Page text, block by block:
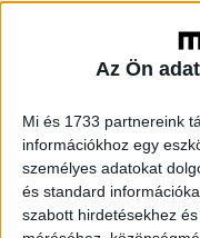
Az Ön
Mi és 1733 partnereink
információkhoz egy
személyes adatokat
és standard
szabott hirdetésekhez
Társadalmi kampányt
Gyermekkórházzal
az autizmus minél
médiacég